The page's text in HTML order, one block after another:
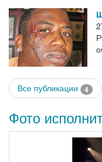
Все публикации 4
Фото